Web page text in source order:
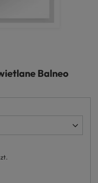
Balneo